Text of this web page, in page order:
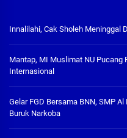
Innalilahi, Cak Sholeh Meninggal
Mantap, MI Muslimat NU Pucang
Internasional
Gelar FGD Bersama BNN, SMP
Buruk Narkoba